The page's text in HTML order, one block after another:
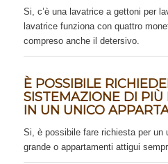
Si, c’è una lavatrice a gettoni per
lavatrice funziona con quattro
compreso anche il detersivo.
È POSSIBILE
SISTEMAZIONE DI PIÙ
IN UN UNICO
Si, è possibile fare richiesta per un
grande o appartamenti attigui